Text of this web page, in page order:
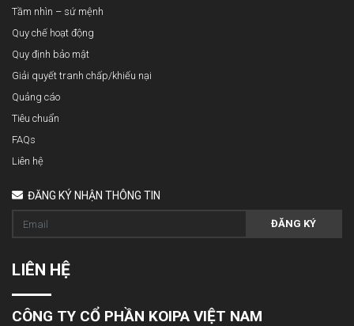
Tầm nhìn – sứ mệnh
Quy chế hoạt động
Quy định bảo mật
Giải quyết tranh chấp/khiếu nại
Quảng cáo
Tiêu chuẩn
FAQs
Liên hệ
ĐĂNG KÝ NHẬN THÔNG TIN
ĐĂNG KÝ
LIÊN HỆ
CÔNG TY CỔ PHẦN KOIPA VIỆT NAM